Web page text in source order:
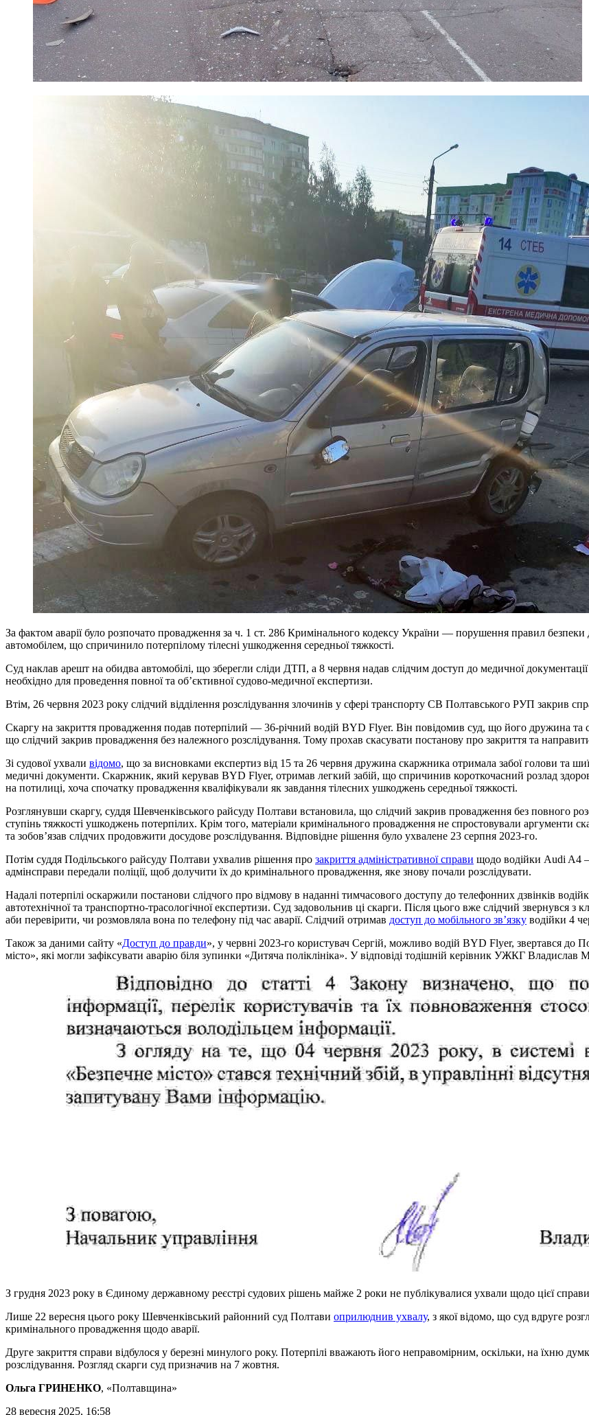
За фактом аварії було розпочато провадження за ч. 1 ст. 286 Кримінального кодексу України — порушення правил
автомобілем, що спричинило потерпілому тілесні ушкодження середньої тяжкості.
Суд наклав арешт на обидва автомобілі, що зберегли сліди ДТП, а 8 червня надав слідчим доступ до медичної
необхідно для проведення повної та об’єктивної судово-медичної експертизи.
Втім, 26 червня 2023 року слідчий відділення розслідування злочинів у сфері транспорту СВ Полтавського РУП закрив
Скаргу на закриття провадження подав потерпілий — 36-річний водій BYD Flyer. Він повідомив суд, що його дружина та
що слідчий закрив провадження без належного розслідування. Тому прохав скасувати постанову про закриття та
Зі судової ухвали відомо, що за висновками експертиз від 15 та 26 червня дружина скаржника отримала забої голови та
медичні документи. Скаржник, який керував BYD Flyer, отримав легкий забій, що спричинив короткочасний розлад
на потилиці, хоча спочатку провадження кваліфікували як завдання тілесних ушкоджень середньої тяжкості.
Розглянувши скаргу, суддя Шевченківського райсуду Полтави встановила, що слідчий закрив провадження без повного
ступінь тяжкості ушкоджень потерпілих. Крім того, матеріали кримінального провадження не спростовували аргументи
та зобов’язав слідчих продовжити досудове розслідування. Відповідне рішення було ухвалене 23 серпня 2023-го.
Потім суддя Подільського райсуду Полтави ухвалив рішення про закриття адміністративної справи щодо водійки Audi A4
адмінсправи передали поліції, щоб долучити їх до кримінального провадження, яке знову почали розслідувати.
Надалі потерпілі оскаржили постанови слідчого про відмову в наданні тимчасового доступу до телефонних дзвінків
автотехнічної та транспортно-трасологічної експертизи. Суд задовольнив ці скарги. Після цього вже слідчий звернувся
аби перевірити, чи розмовляла вона по телефону під час аварії. Слідчий отримав доступ до мобільного зв’язку водійки 4
Також за даними сайту «Доступ до правди», у червні 2023-го користувач Сергій, можливо водій BYD Flyer, звертався до
місто», які могли зафіксувати аварію біля зупинки «Дитяча поліклініка». У відповіді тодішній керівник УЖКГ
З грудня 2023 року в Єдиному державному реєстрі судових рішень майже 2 роки не публікувалися ухвали щодо цієї
Лише 22 вересня цього року Шевченківський районний суд Полтави оприлюднив ухвалу, з якої відомо, що суд вдруге
кримінального провадження щодо аварії.
Друге закриття справи відбулося у березні минулого року. Потерпілі вважають його неправомірним, оскільки, на їхню
розслідування. Розгляд скарги суд призначив на 7 жовтня.
Ольга ГРИНЕНКО, «Полтавщина»
28 вересня 2025, 16:58